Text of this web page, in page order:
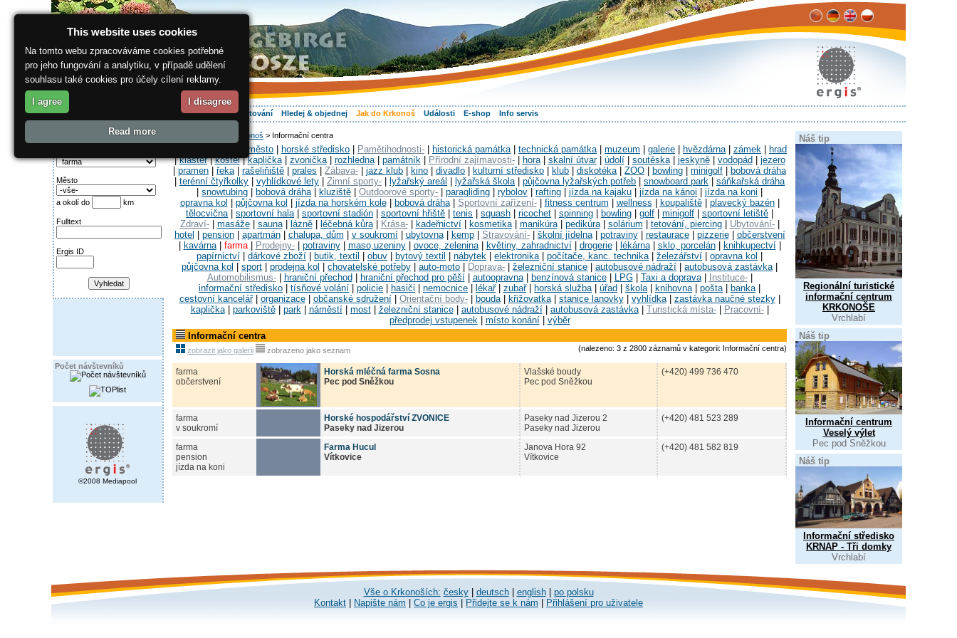
O regionu Vaše dovolená Ubytování Hledej & objednej Jak do Krkonoš Události E-shop Info servis
Najděte si:
Město
a okolí do km
Fulltext
Ergis ID
Počet návštevníků
©2008 Mediapool
Jak do Krkonoš > Informační centra
historické město | horské středisko | Pamětihodnosti- | historická památka | technická památka | muzeum | galerie | hvězdárna | zámek | hrad
|klášter|kostel|kaplička| zvonička| rozhledna| památník | Přírodní zajímavosti-| hora| skalní útvar| údolí| soutěska| jeskyně| vodopád| jezero
| pramen | řeka | rašeliňiště | prales | Zábava- | jazz klub | kino | divadlo | kulturní středisko | klub | diskotéka | ZOO | bowling | minigolf | bobová dráha
| terénní čtyřkolky | vyhlídkové lety | Zimní sporty- | lyžařský areál | lyžařská škola | půjčovna lyžařských potřeb | snowboard park | sáňkařská dráha
| snowtubing | bobová dráha | kluziště | Outdoorové sporty- | paragliding | rybolov | rafting | jízda na kajaku | jízda na kánoi | jízda na koni |
opravna kol | půjčovna kol | jízda na horském kole| bobová dráha| Sportovní zařízení-| fitness centrum | wellness | koupaliště| plavecký bazén|
tělocvična | sportovní hala | sportovní stadión | sportovní hřiště | tenis | squash | ricochet | spinning | bowling | golf | minigolf | sportovní letiště |
Zdraví-| masáže| sauna| lázně| léčebná kůra| Krása-| kadeřnictví| kosmetika| manikúra| pedikúra| solárium | tetování, piercing| Ubytování-|
hotel | pension| apartmán| chalupa, dům | v soukromí| ubytovna| kemp| Stravování-| školní jídelna| potraviny| restaurace| pizzerie| občerstvení
| kavárna| farma| Prodejny-| potraviny| maso,uzeniny| ovoce, zelenina| květiny, zahradnictví| drogerie| lékárna| sklo, porcelán| knihkupectví|
papírnictví | dárkové zboží | butik, textil | obuv | bytový textil | nábytek | elektronika | počítače, kanc. technika | železářství | opravna kol |
půjčovna kol | sport | prodejna kol | chovatelské potřeby | auto-moto | Doprava- | železniční stanice | autobusové nádraží | autobusová zastávka |
Automobilismus-| hraniční přechod| hraniční přechod pro pěší| autoopravna| benzínová stanice| LPG| Taxi a doprava| Instituce-|
informační středisko | tísňové volání | policie | hasiči | nemocnice | lékař| zubař| horská služba | úřad | škola | knihovna | pošta | banka |
cestovní kancelář| organizace| občanské sdružení| Orientační body-| bouda| křižovatka| stanice lanovky| vyhlídka| zastávka naučné stezky|
kaplička| parkoviště| park | náměstí| most| železniční stanice| autobusové nádraží| autobusová zastávka| Turistická místa-| Pracovní-|
předprodej vstupenek | místo konání| výběr
Informační centra
zobrazit jako galerii zobrazeno jako seznam (nalezeno: 3 z 2800 záznamů v kategorii: Informační centra)
farma
občerstvení
Horská mléčná farma Sosna
Pec pod Sněžkou
Vlašské boudy
Pec pod Sněžkou
(+420) 499 736 470
farma
v soukromí
Horské hospodářství ZVONICE
Paseky nad Jizerou
Paseky nad Jizerou 2
Paseky nad Jizerou
(+420) 481 523 289
farma
pension
jízda na koni
Farma Hucul
Vítkovice
Janova Hora 92
Vítkovice
(+420) 481 582 819
Náš tip
Regionální turistické
informační centrum
KRKONOŠE
Vrchlabí
Náš tip
Informační centrum
Veselý výlet
Pec pod Sněžkou
Náš tip
Informační středisko
KRNAP - Tři domky
Vrchlabí
Vše o Krkonoších: česky| deutsch| english| po polsku
Kontakt
Napište nám Co je ergis Přidejte se k nám Přihlášení pro uživatele
This website uses cookies
Na tomto webu zpracováváme cookies potřebné
pro jeho fungování a analytiku, v případě udělení
souhlasu také cookies pro účely cílení reklamy.
I agree I disagree
Read more